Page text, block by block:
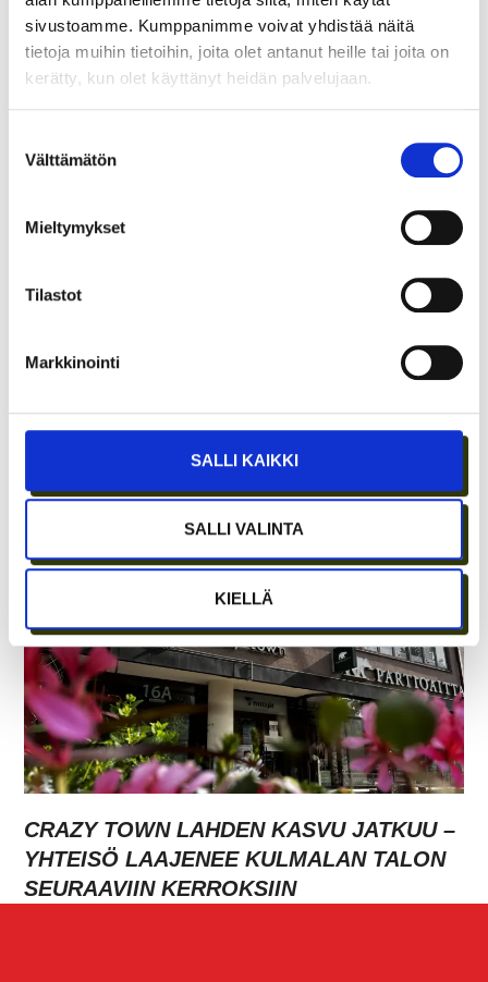
sivustoamme. Kumppanimme voivat yhdistää näitä
tietoja muihin tietoihin, joita olet antanut heille tai joita on
kerätty, kun olet käyttänyt heidän palvelujaan.
valinta
Välttämätön
Mieltymykset
Tilastot
Markkinointi
SALLI KAIKKI
SALLI VALINTA
KIELLÄ
KOKOUSTILOJA?
ETÄTYÖN HONEYMOON-VAIHE ON OHI –
PARHAAT IDEAT SYNTYVÄT EDELLEEN
IHMISTEN AIDOISSA KOHTAAMISISSA
CRAZY TOWN LAHDEN KASVU JATKUU –
YHTEISÖ LAAJENEE KULMALAN TALON
SEURAAVIIN KERROKSIIN